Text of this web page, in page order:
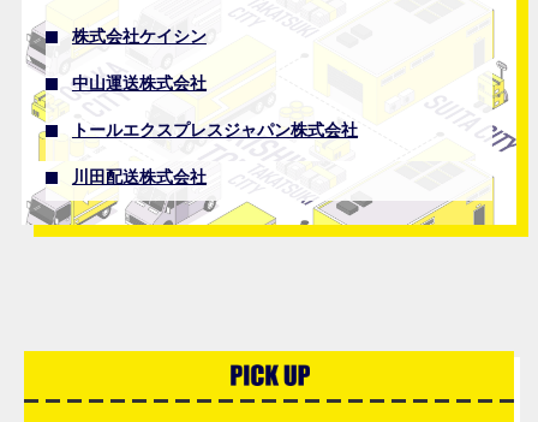
株式会社ケイシン
中山運送株式会社
トールエクスプレスジャパン株式会社
川田配送株式会社